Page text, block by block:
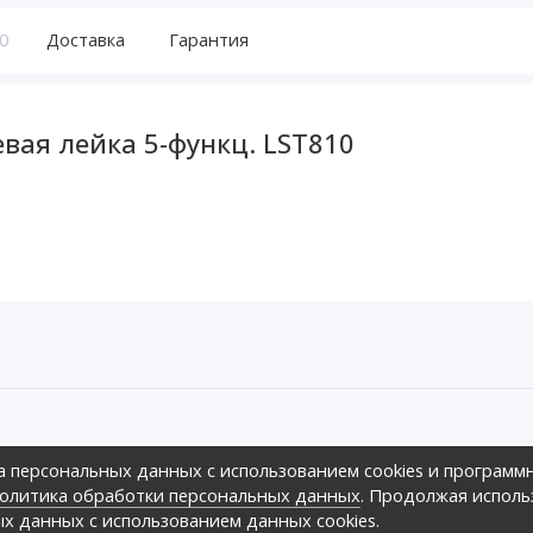
0 Доставка Гарантия
лейка 5-функц. LST810
персональных данных с использованием cookies и
обработки персональных данных. Продолжая
данных с использованием данных cookies.
предложить своим клиентам
ценовых диапазонах.,
2026г.